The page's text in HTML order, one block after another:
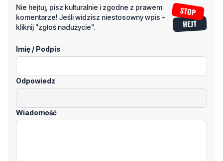
Nie hejtuj, pisz kulturalnie i zgodne z prawem
komentarze! Jeśli widzisz niestosowny wpis -
kliknij "zgłoś nadużycie".
Imię / Podpis
Odpowiedz
Wiadomość